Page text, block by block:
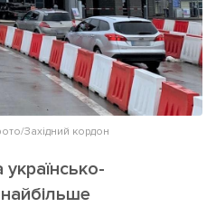
Прес-релізи
Фото/Відео
Made in Lviv
Західний кордон